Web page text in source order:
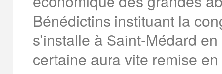
Bénédictins instituant la
s’installe à Saint-Médard
certaine aura vite remise